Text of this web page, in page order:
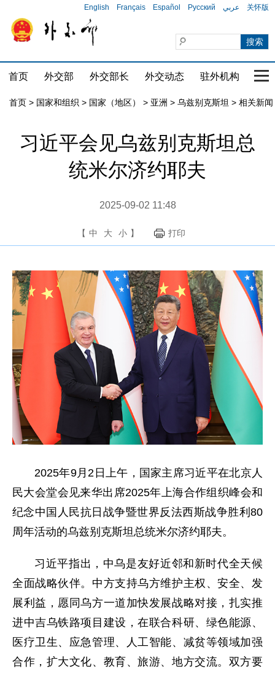
English Français Español Русский عربي 关怀版
首页 外交部 外交部长 外交动态 驻外机构 国
首页 > 国家和组织 > 国家（地区） > 亚洲 > 乌兹别克斯坦 > 相关新闻
习近平会见乌兹别克斯坦总
统米尔济约耶夫
2025-09-02 11:48
【 中 大 小 】 打印
2025年9月2日上午，国家主席习近平在北京人
民大会堂会见来华出席2025年上海合作组织峰会和
纪念中国人民抗日战争暨世界反法西斯战争胜利80
周年活动的乌兹别克斯坦总统米尔济约耶夫。
习近平指出，中乌是友好近邻和新时代全天候
全面战略伙伴。中方支持乌方维护主权、安全、发
展利益，愿同乌方一道加快发展战略对接，扎实推
进中吉乌铁路项目建设，在联合科研、绿色能源、
医疗卫生、应急管理、人工智能、减贫等领域加强
合作，扩大文化、教育、旅游、地方交流。双方要